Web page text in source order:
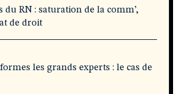
du RN : saturation de la comm’,
de droit
les grands experts : le cas de